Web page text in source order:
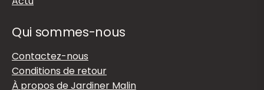
Qui sommes-nous
Contactez-nous
Conditions de retour
À propos de Jardiner Malin